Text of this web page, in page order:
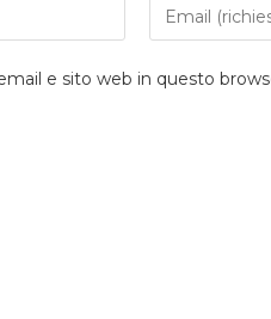
e sito web in questo